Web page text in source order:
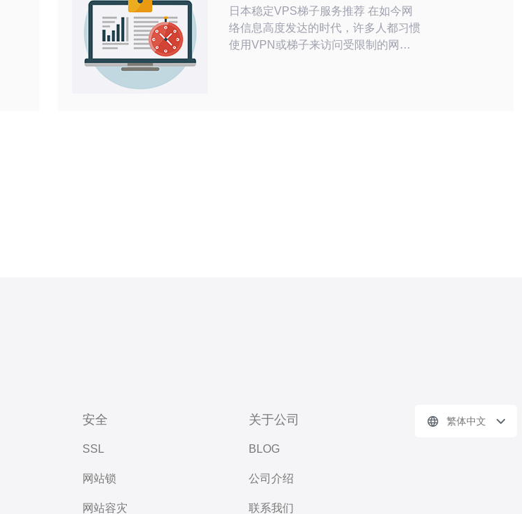
日本稳定VPS梯子服务推荐 在如今网
络信息高度发达的时代，许多人都习惯
使用VPN或梯子来访问受限制的网站
安全
SSL
网站锁
网站容灾
关于公司
BLOG
公司介绍
联系我们
繁体中文